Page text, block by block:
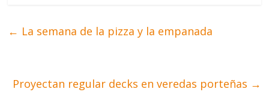
← La semana de la pizza y la empanada
Proyectan regular decks en veredas porteñas →